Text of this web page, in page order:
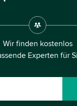
Wir finden kostenlos
Experten für